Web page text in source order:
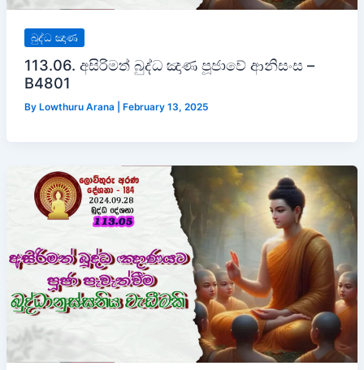
බුද්ධ ඤාණ
113.06. අසිරිමත් බුද්ධ ඤාණ පූජාවේ ආනිසංස –
B4801
By Lowthuru Arana February 13, 2025